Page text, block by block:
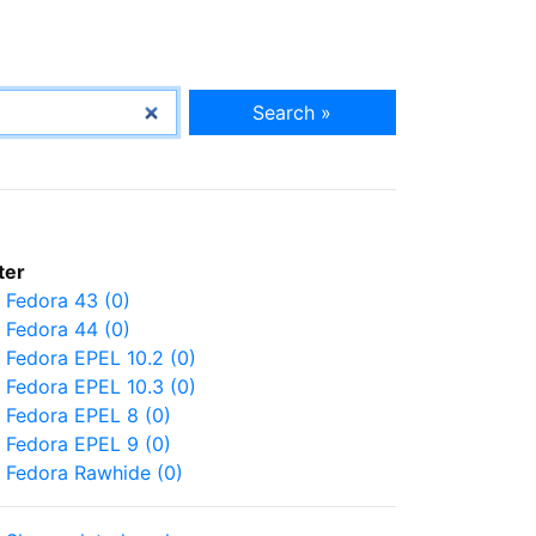
Search »
Fedora 43 (0)
Fedora 44 (0)
Fedora EPEL 10.2 (0)
Fedora EPEL 10.3 (0)
Fedora EPEL 8 (0)
Fedora EPEL 9 (0)
Fedora Rawhide (0)